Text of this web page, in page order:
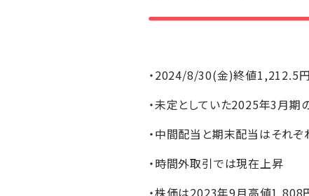
・2024/8/30(金)終値1,212.5
・未定としていた2025年3月期
・中間配当と期末配当はそれ
・時間外取引では現在上昇